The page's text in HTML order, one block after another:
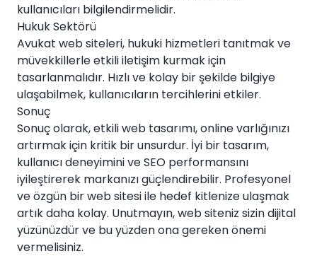
kullanıcıları bilgilendirmelidir.
Hukuk Sektörü
Avukat web siteleri, hukuki hizmetleri tanıtmak ve
müvekkillerle etkili iletişim kurmak için
tasarlanmalıdır. Hızlı ve kolay bir şekilde bilgiye
ulaşabilmek, kullanıcıların tercihlerini etkiler.
Sonuç
Sonuç olarak, etkili web tasarımı, online varlığınızı
artırmak için kritik bir unsurdur. İyi bir tasarım,
kullanıcı deneyimini ve SEO performansını
iyileştirerek markanızı güçlendirebilir. Profesyonel
ve özgün bir web sitesi ile hedef kitlenize ulaşmak
artık daha kolay. Unutmayın, web siteniz sizin dijital
yüzünüzdür ve bu yüzden ona gereken önemi
vermelisiniz.